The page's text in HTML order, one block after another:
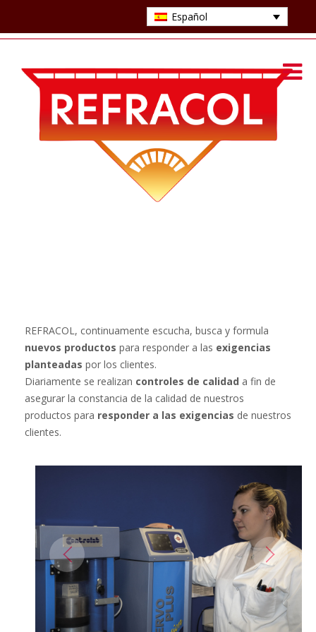
Español
REFRACOL, continuamente escucha, busca y formula
nuevos productos para responder a las exigencias
planteadas por los clientes.
Diariamente se realizan controles de calidad a fin de
asegurar la constancia de la calidad de nuestros
productos para responder a las exigencias de nuestros
clientes.